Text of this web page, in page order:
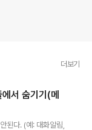
더보기
서 숨기기(메
된다. (예: 대화알림,